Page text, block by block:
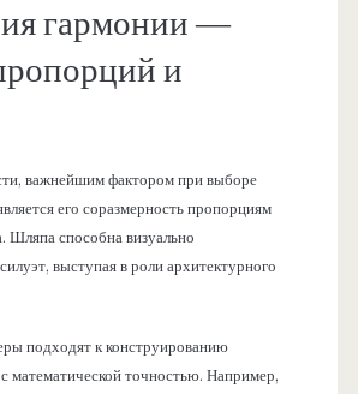
гармонии —
и
важнейшим фактором при выборе
его соразмерность пропорциям
Шляпа способна визуально
выступая в роли архитектурного
подходят к конструированию
математической точностью. Например,